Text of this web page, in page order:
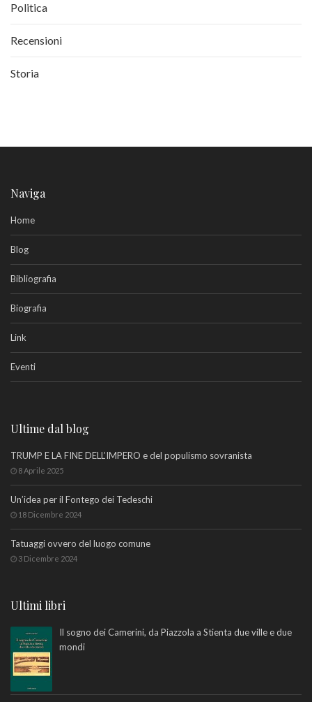
Politica
Recensioni
Storia
Naviga
Home
Blog
Bibliografia
Biografia
Link
Eventi
Ultime dal blog
TRUMP E LA FINE DELL’IMPERO e del populismo sovranista
8 Aprile 2025
Un’idea per il Fontego dei Tedeschi
18 Dicembre 2024
Tatuaggi ovvero del luogo comune
3 Dicembre 2024
Ultimi libri
Il sogno dei Camerini, da Piazzola a Stienta due ville e due
mondi